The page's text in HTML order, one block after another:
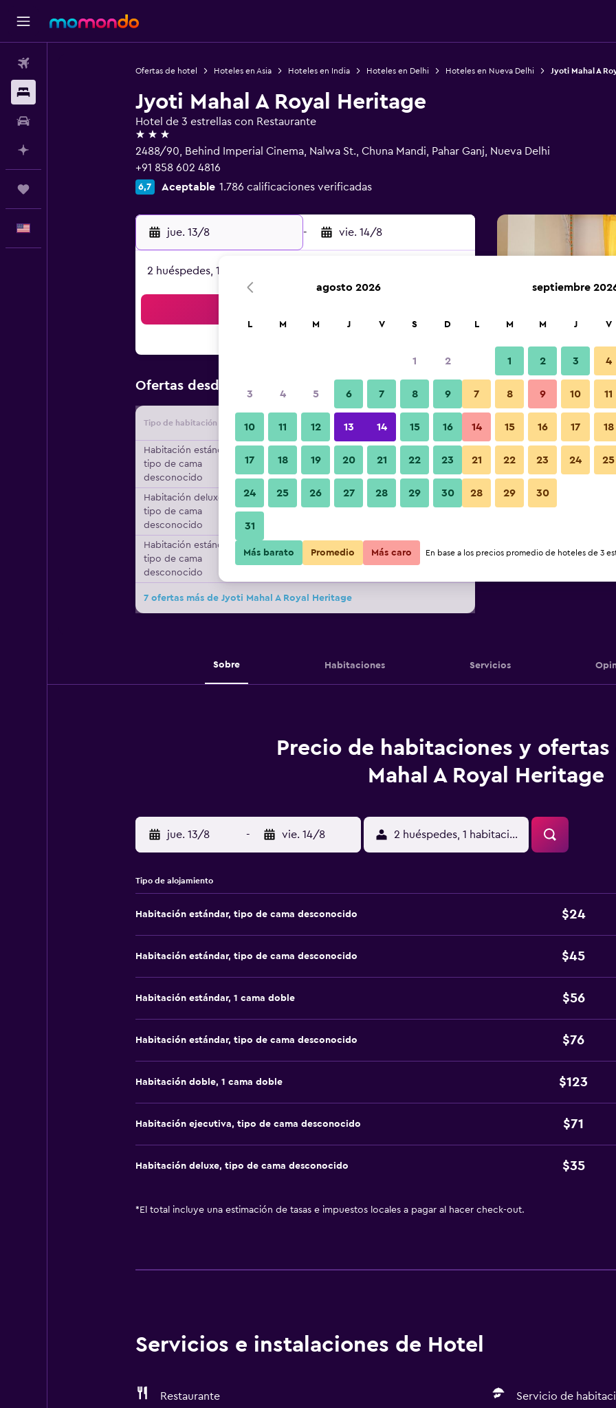
Ofertas de hotel Hoteles en Asia Hoteles en India Hoteles en Delhi Hoteles en Nueva Delhi Jyoti Mahal A
Jyoti Mahal A Royal Heritage
Hotel de 3 estrellas con Restaurante
3 estrellas
2488/90, Behind Imperial Cinema, Nalwa St., Chuna Mandi, Pahar Ganj, Nueva Delhi
+91 858 602 4816
6,7 Aceptable 1.786 calificaciones verificadas
jue. 13/8 - vie. 14/8
2 huéspedes, 1 habitación
Ofertas desde Oferta más barata de precio por noche
Tipo de habitación Proveedor Total noche
Habitación estándar,
tipo de cama
desconocido
$24 Ver oferta
Habitación deluxe,
tipo de cama
desconocido
Habitación estándar,
tipo de cama
desconocido
$45
7 ofertas más de Jyoti Mahal A Royal Heritage
Habitación
Fotos
Sobre Habitaciones Servicios
Precio de habitaciones y ofertas
Mahal A Royal Heritage
jue. 13/8 - vie. 14/8 2 huéspedes, 1 habitación
Tipo de alojamiento
Habitación estándar, tipo de cama desconocido $24
Habitación estándar, tipo de cama desconocido $45
Habitación estándar, 1 cama doble $56
Habitación estándar, tipo de cama desconocido $76
Habitación doble, 1 cama doble $123
Habitación ejecutiva, tipo de cama desconocido $71
Habitación deluxe, tipo de cama desconocido $35
* El total incluye una estimación de tasas e impuestos locales a pagar al hacer check-out.
Servicios e instalaciones de Hotel
Restaurante Servicio de
agosto 2026
L M M J V S D
1 2
3 4 5 6 7 8 9
10 11 12 13 14 15 16
17 18 19 20 21 22 23
24 25 26 27 28 29 30
31
septiembre
L M M J V
1 2 3 4
7 8 9 10 11
14 15 16 17 18
21 22 23 24 25
28 29 30
Más barato Promedio Más caro En base a los precios promedio de hoteles de 3